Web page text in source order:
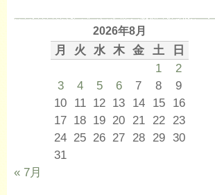
2026年8月
月 火 水 木 金 土
日
1
2
3
4 5 6 7 8
9
10 11 12 13 14 15
16
17 18 19 20 21 22
23
24 25 26 27 28 29 30
31
« 7月